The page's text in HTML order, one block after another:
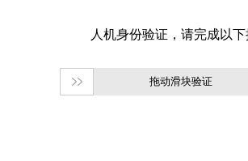
拖动滑块验证